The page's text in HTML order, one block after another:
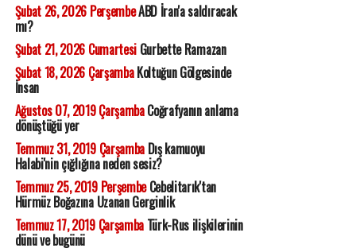
Şubat 26, 2026 PerşembeABD İran'a saldıracak
mı?
Şubat 21, 2026 CumartesiGurbette Ramazan
Şubat 18, 2026 ÇarşambaKoltuğun Gölgesinde
İnsan
Ağustos 07, 2019 ÇarşambaCoğrafyanın anlama
dönüştüğü yer
Temmuz 31, 2019 ÇarşambaDış kamuoyu
Halabi'nin çığlığına neden sesiz?
Temmuz 25, 2019 PerşembeCebelitarık'tan
Hürmüz Boğazına Uzanan Gerginlik
Temmuz 17, 2019 ÇarşambaTürk-Rus ilişkilerinin
dünü ve bugünü